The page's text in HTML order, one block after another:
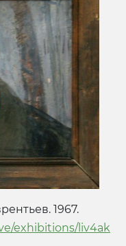
1967.
exhibitions/liv4ak